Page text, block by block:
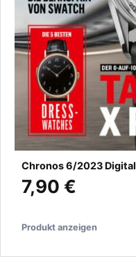
Chronos 6/2023 Digital
7,90 €
Produkt anzeigen